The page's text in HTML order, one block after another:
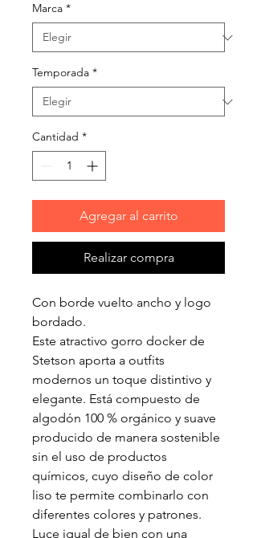
Marca *
Temporada *
Cantidad *
Agregar al carrito
Realizar compra
Con borde vuelto ancho y logo
bordado.
Este atractivo gorro docker de
Stetson aporta a outfits
modernos un toque distintivo y
elegante. Está compuesto de
algodón 100 % orgánico y suave
producido de manera sostenible
sin el uso de productos
químicos, cuyo diseño de color
liso te permite combinarlo con
diferentes colores y patrones.
Luce igual de bien con una